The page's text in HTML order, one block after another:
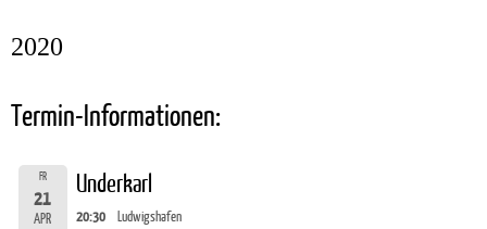
2020
Termin-Informationen:
FR
21
APR
Underkarl
20:30 Ludwigshafen